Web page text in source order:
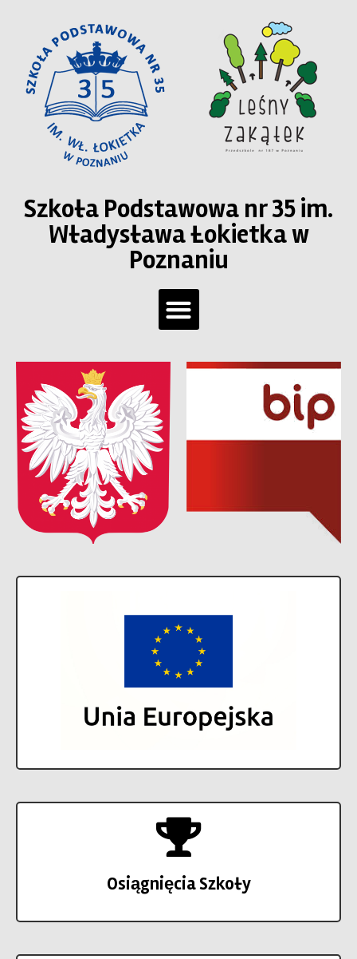
Szkoła Podstawowa nr 35 im.
Władysława Łokietka w
Poznaniu
Osiągnięcia Szkoły